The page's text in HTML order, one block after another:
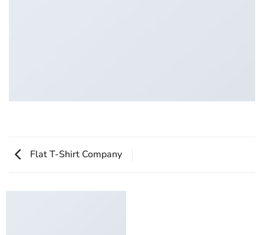
Flat T-Shirt Company